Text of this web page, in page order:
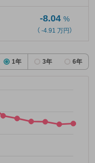
-8.04 %
（ -4.91 万円）
1年 3年 6年